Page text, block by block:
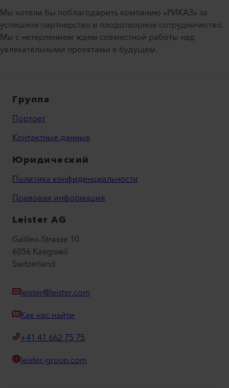
Мы хотели бы поблагодарить компанию «РИКАЗ» за
успешное партнерство и плодотворное сотрудничество.
Мы с нетерпением ждем совместной работы над
увлекательными проектами в будущем.
Группа
Портрет
Контактные данные
Юридический
Политика конфиденциальности
Правовая информация
Leister AG
Galileo-Strasse 10
6056 Kaegiswil
Switzerland
leister@leister.com
Как нас найти
+41 41 662 75 75
leister-group.com